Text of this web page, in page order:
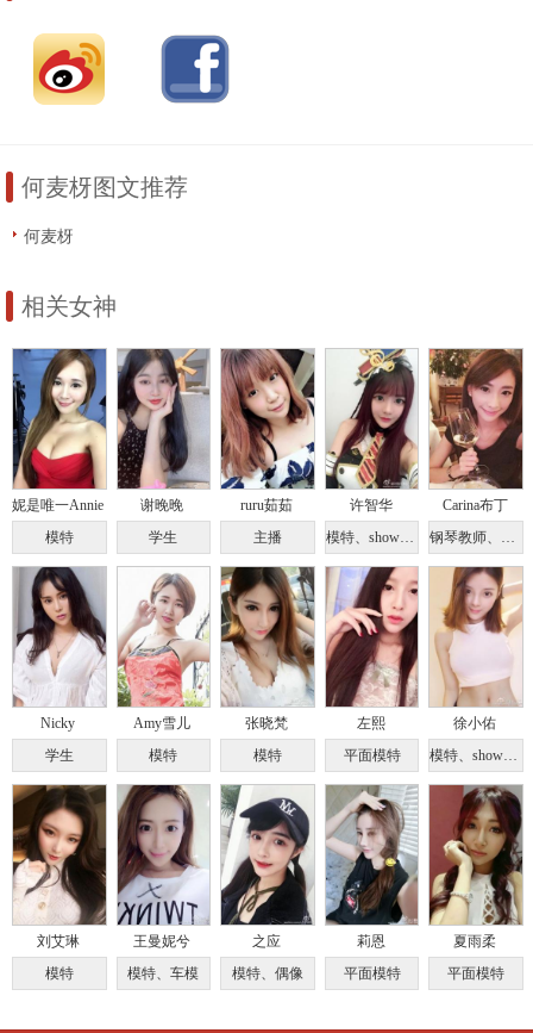
何麦枒图文推荐
何麦枒
相关女神
妮是唯一Annie
模特
谢晚晚
学生
ruru茹茹
主播
许智华
模特、showgirl
Carina布丁
钢琴教师、模特
Nicky
学生
Amy雪儿
模特
张晓梵
模特
左熙
平面模特
徐小佑
模特、showgirl
刘艾琳
模特
王曼妮兮
模特、车模
之应
模特、偶像
莉恩
平面模特
夏雨柔
平面模特